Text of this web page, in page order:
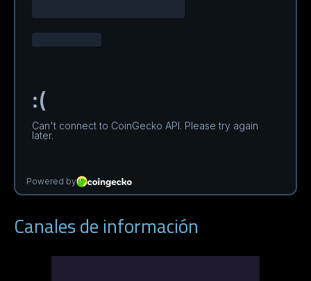
Canales de información